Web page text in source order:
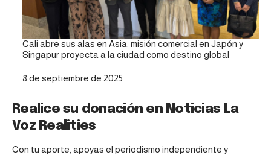
Cali abre sus alas en Asia: misión comercial en Japón y
Singapur proyecta a la ciudad como destino global
Fecha
8 de septiembre de 2025
Realice su donación en Noticias La
Voz Realities
Con tu aporte, apoyas el periodismo independiente y